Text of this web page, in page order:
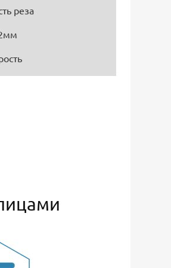
реза